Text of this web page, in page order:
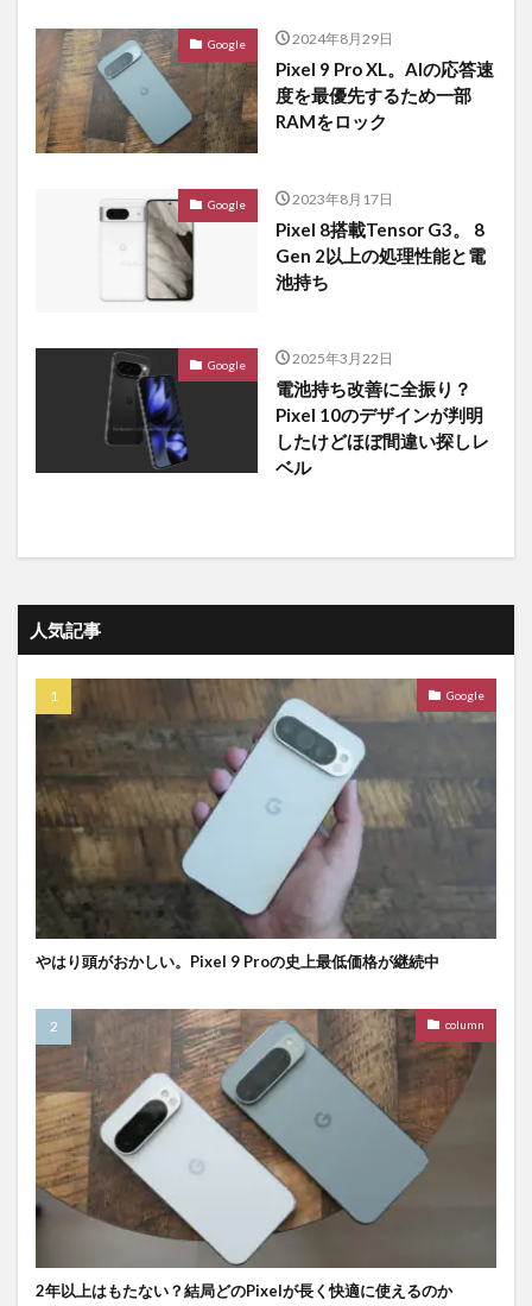
Google 2024年8月29日
Pixel 9 Pro XL。AIの応答速
度を最優先するため一部
RAMをロック
Google 2023年8月17日
Pixel 8搭載Tensor G3。 8
Gen 2以上の処理性能と電
池持ち
Google 2025年3月22日
電池持ち改善に全振り？
Pixel 10のデザインが判明
したけどほぼ間違い探しレ
ベル
人気記事
Google
やはり頭がおかしい。Pixel 9 Proの史上最低価格が継続中
column
2年以上はもたない？結局どのPixelが長く快適に使えるのか